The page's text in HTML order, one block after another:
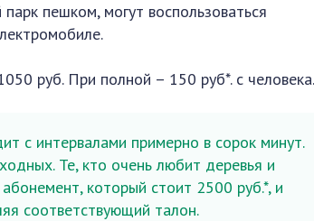
пешком, могут воспользоваться
руб. При полной – 150 руб*. с человека.
с интервалами примерно в сорок минут.
Те, кто очень любит деревья и
который стоит 2500 руб.*, и
соответствующий талон.